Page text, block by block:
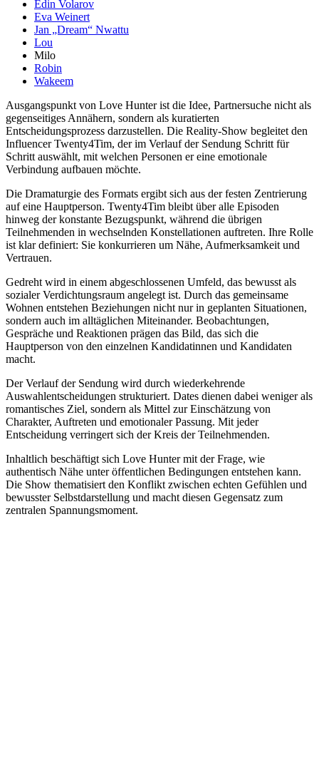
Edin Volarov
Eva Weinert
Jan „Dream“ Nwattu
Lou
Milo
Robin
Wakeem
Ausgangspunkt von Love Hunter ist die Idee, Partnersuche nicht als
gegenseitiges Annähern, sondern als kuratierten
Entscheidungsprozess darzustellen. Die Reality-Show begleitet den
Influencer Twenty4Tim, der im Verlauf der Sendung Schritt für
Schritt auswählt, mit welchen Personen er eine emotionale
Verbindung aufbauen möchte.
Die Dramaturgie des Formats ergibt sich aus der festen Zentrierung
auf eine Hauptperson. Twenty4Tim bleibt über alle Episoden
hinweg der konstante Bezugspunkt, während die übrigen
Teilnehmenden in wechselnden Konstellationen auftreten. Ihre Rolle
ist klar definiert: Sie konkurrieren um Nähe, Aufmerksamkeit und
Vertrauen.
Gedreht wird in einem abgeschlossenen Umfeld, das bewusst als
sozialer Verdichtungsraum angelegt ist. Durch das gemeinsame
Wohnen entstehen Beziehungen nicht nur in geplanten Situationen,
sondern auch im alltäglichen Miteinander. Beobachtungen,
Gespräche und Reaktionen prägen das Bild, das sich die
Hauptperson von den einzelnen Kandidatinnen und Kandidaten
macht.
Der Verlauf der Sendung wird durch wiederkehrende
Auswahlentscheidungen strukturiert. Dates dienen dabei weniger als
romantisches Ziel, sondern als Mittel zur Einschätzung von
Charakter, Auftreten und emotionaler Passung. Mit jeder
Entscheidung verringert sich der Kreis der Teilnehmenden.
Inhaltlich beschäftigt sich Love Hunter mit der Frage, wie
authentisch Nähe unter öffentlichen Bedingungen entstehen kann.
Die Show thematisiert den Konflikt zwischen echten Gefühlen und
bewusster Selbstdarstellung und macht diesen Gegensatz zum
zentralen Spannungsmoment.